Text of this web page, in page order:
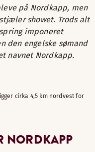
på Nordkapp, men
showet. Trods alt
imponeret
den engelske sømand
navnet Nordkapp.
cirka 4,5 km nordvest for
NORDKAPP